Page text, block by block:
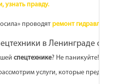
узнать правду.
проводят ремонт
в Ленинграде от
спецтехнике? Не паникуйте!
услуги, которые